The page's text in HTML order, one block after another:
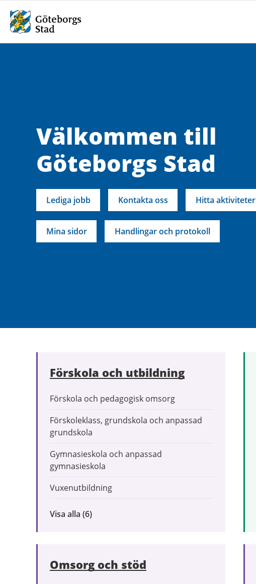
Välkommen till
Göteborgs Stad
Lediga jobb Kontakta oss Hitta aktiviteter
Mina sidor Handlingar och protokoll
Förskola och utbildning
Förskola och pedagogisk omsorg
Förskoleklass, grundskola och anpassad
grundskola
Gymnasieskola och anpassad
gymnasieskola
Vuxenutbildning
Visa alla inom
(6)
Omsorg och stöd